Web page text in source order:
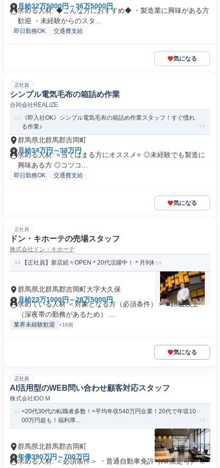
月給32万5000円～36万5000円
求める人材: ◆こんな方におすすめ◆ ・製造業に興味がある方
歓迎 ・未経験からのスタ...
即日勤務OK 交通費支給
気になる
正社員
シンプル電気毛布の箱詰め作業
合同会社REALIZE
《即入社OK》シンプル電気毛布の箱詰め作業スタッフ！すぐ慣れ
る作業♪
群馬県北群馬郡吉岡町
月給34万円～38万円
求める人材: ⭐️当てはまる方にオススメ⭐️ ◎未経験でも製造に
興味ある方 ◎コツコ...
即日勤務OK 交通費支給
気になる
正社員
ドン・キホーテの売場スタッフ
株式会社ドン・キホーテ
【正社員】新店続々OPEN＊20代活躍中！＊月9休
群馬県北群馬郡吉岡町大字大久保
月給23万1000円～28万5000円
求めている人材 ＜対象となる方（必須条件）＞ ■18歳以上
（深夜帯の勤務があるため） ...
業界未経験歓迎 +16個
気になる
正社員
AI活用型のWEB問い合わせ顧客対応スタッフ
株式会社IDO M
<20代30代の転職者多数！>平均年収540万円企業！20代で年収10
00万円超も！福利厚...
群馬県北群馬郡吉岡町
年俸390万円～700万円
求める人材: ＜必須条件＞ ・普通自動車免許（AT限定可） ※